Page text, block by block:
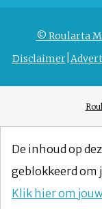
© Roularta
Disclaimer
De inhoud op
geblokkeerd om
Klik hier om